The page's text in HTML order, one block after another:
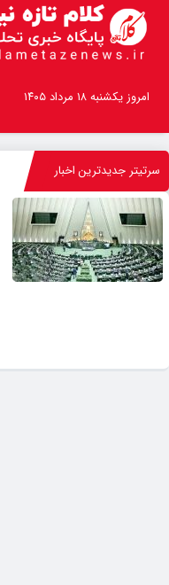
امروز یکشنبه ۱۸ مرداد ۱۴۰۵
سرتیتر جدیدترین اخبار